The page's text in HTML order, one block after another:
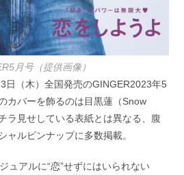
月号（提供画像）
日（木）全国発売のGINGER2023年5
カバーを飾るのは目黒蓮（Snow
ラ見せしている表紙とは異なる、腹
ャルピンナップに多数掲載。
ュアルに“恋”せずにはいられない